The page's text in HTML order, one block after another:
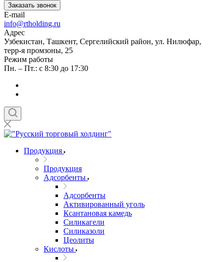
Заказать звонок
E-mail
info@rtholding.ru
Адрес
Узбекистан, Ташкент, Сергелийский район, ул. Нилюфар,
терр-я промзоны, 25
Режим работы
Пн. – Пт.: с 8:30 до 17:30
Продукция
Продукция
Адсорбенты
Адсорбенты
Активированный уголь
Ксантановая камедь
Силикагели
Силиказоли
Цеолиты
Кислоты